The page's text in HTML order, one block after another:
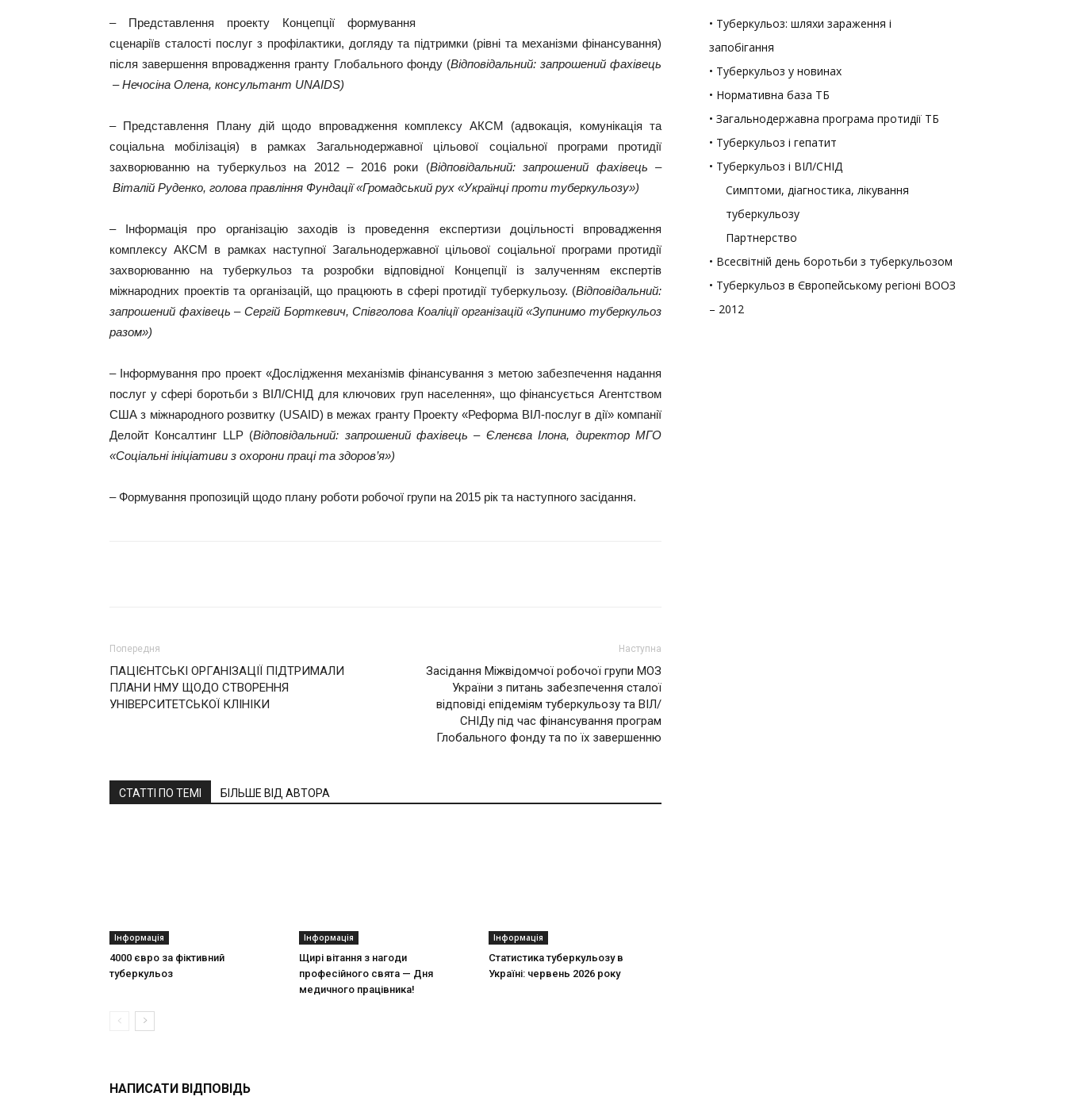
– Представлення проекту Концепції формування
сценаріїв сталості послуг з профілактики, догляду та підтримки (рівні та механізми фінансування)
після завершення впровадження гранту Глобального фонду (Відповідальний: запрошений фахівець
– Нечосіна Олена, консультант UNAIDS)
– Представлення Плану дій щодо впровадження комплексу АКСМ (адвокація, комунікація та
соціальна мобілізація) в рамках Загальнодержавної цільової соціальної програми протидії
захворюванню на туберкульоз на 2012 – 2016 роки (Відповідальний: запрошений фахівець –
Віталій Руденко, голова правління Фундації «Громадський рух «Українці проти туберкульозу»)
– Інформація про організацію заходів із проведення експертизи доцільності впровадження
комплексу АКСМ в рамках наступної Загальнодержавної цільової соціальної програми протидії
захворюванню на туберкульоз та розробки відповідної Концепції із залученням експертів
міжнародних проектів та організацій, що працюють в сфері протидії туберкульозу. (Відповідальний:
запрошений фахівець – Сергій Борткевич, Співголова Коаліції організацій «Зупинимо туберкульоз
разом»)
– Інформування про проект «Дослідження механізмів фінансування з метою забезпечення надання
послуг у сфері боротьби з ВІЛ/СНІД для ключових груп населення», що фінансується Агентством
США з міжнародного розвитку (USAID) в межах гранту Проекту «Реформа ВІЛ-послуг в дії» компанії
Делойт Консалтинг LLP (Відповідальний: запрошений фахівець – Єленєва Ілона, директор МГО
«Соціальні ініціативи з охорони праці та здоров’я»)
– Формування пропозицій щодо плану роботи робочої групи на 2015 рік та наступного засідання.
Попередня
ПАЦІЄНТСЬКІ ОРГАНІЗАЦІЇ ПІДТРИМАЛИ
ПЛАНИ НМУ ЩОДО СТВОРЕННЯ
УНІВЕРСИТЕТСЬКОЇ КЛІНІКИ
Наступна
Засідання Міжвідомчої робочої групи МОЗ
України з питань забезпечення сталої
відповіді епідеміям туберкульозу та ВІЛ/
СНІДу під час фінансування програм
Глобального фонду та по їх завершенню
СТАТТІ ПО ТЕМІ БІЛЬШЕ ВІД АВТОРА
Інформація
4000 євро за фіктивний
туберкульоз
Інформація
Щирі вітання з нагоди
професійного свята — Дня
медичного працівника!
Інформація
Статистика туберкульозу в
Україні: червень 2026 року
НАПИСАТИ ВІДПОВІДЬ
• Туберкульоз: шляхи зараження і
запобігання
• Туберкульоз у новинах
• Нормативна база ТБ
• Загальнодержавна програма протидії ТБ
• Туберкульоз і гепатит
• Туберкульоз і ВІЛ/СНІД
Симптоми, діагностика, лікування
туберкульозу
Партнерство
• Всесвітній день боротьби з туберкульозом
• Туберкульоз в Європейському регіоні ВООЗ
– 2012